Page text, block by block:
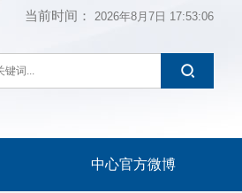
当前时间： 2026年8月7日 17:53:07
中心官方微博